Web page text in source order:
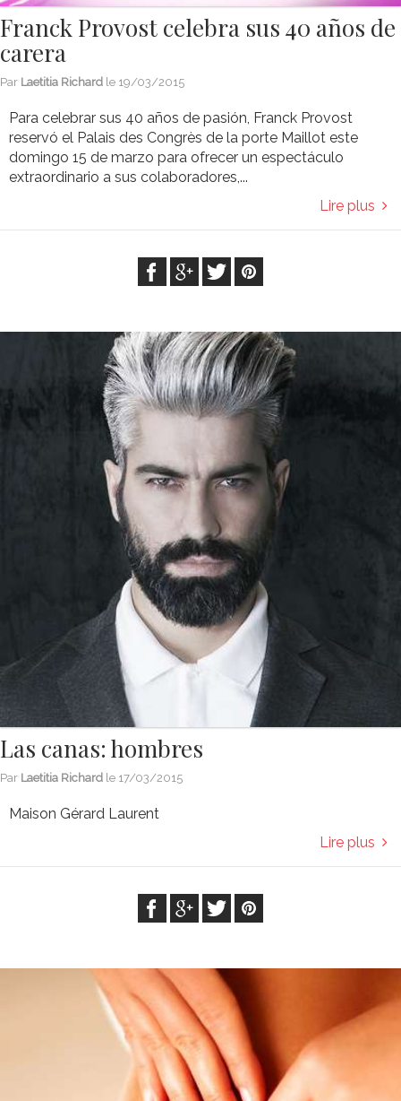
Franck Provost celebra sus 40 años de
carera
Par Laetitia Richard le 19/03/2015
Para celebrar sus 40 años de pasión, Franck Provost
reservó el Palais des Congrès de la porte Maillot este
domingo 15 de marzo para ofrecer un espectáculo
extraordinario a sus colaboradores,...
Lire plus
Las canas: hombres
Par Laetitia Richard le 17/03/2015
Maison Gérard Laurent
Lire plus